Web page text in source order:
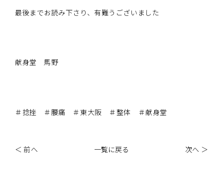
最後までお読み下さり、有難うございました
献身堂 馬野
＃捻挫 ＃腰痛 ＃東大阪 ＃整体 ＃献身堂
＜ 前へ 一覧に戻る 次へ ＞